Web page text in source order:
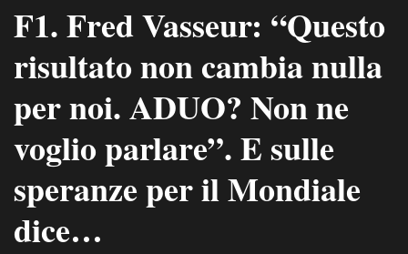
F1. Fred Vasseur: “Questo
risultato non cambia nulla
per noi. ADUO? Non ne
voglio parlare”. E sulle
speranze per il Mondiale
dice…